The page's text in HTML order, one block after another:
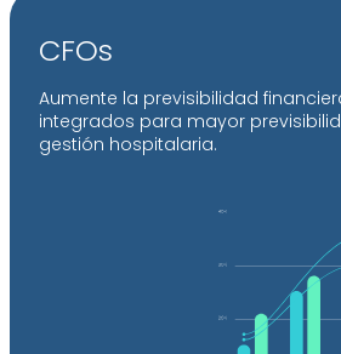
CFOs
Aumente la previsibilidad
integrados para mayor
gestión hospitalaria.